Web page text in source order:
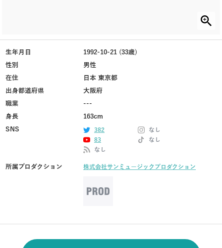
生年月日
1992-10-21 (33歳)
性別
男性
在住
日本 東京都
出身都道府県
大阪府
職業
---
身長
163cm
SNS
382
なし
83
なし
なし
所属プロダクション 株式会社サンミュージックプロダクション